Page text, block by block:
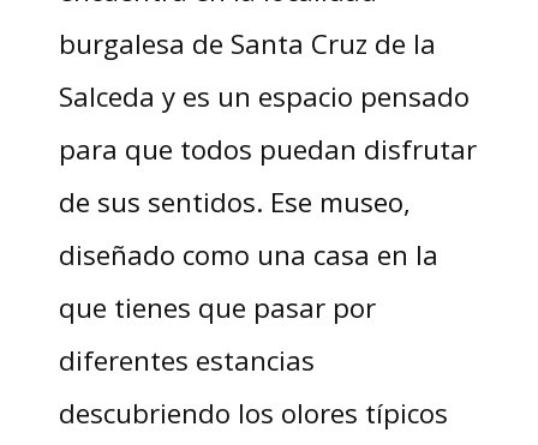
burgalesa de Santa Cruz de la
Salceda y es un espacio pensado
para que todos puedan disfrutar
de sus sentidos. Ese museo,
diseñado como una casa en la
que tienes que pasar por
diferentes estancias
descubriendo los olores típicos